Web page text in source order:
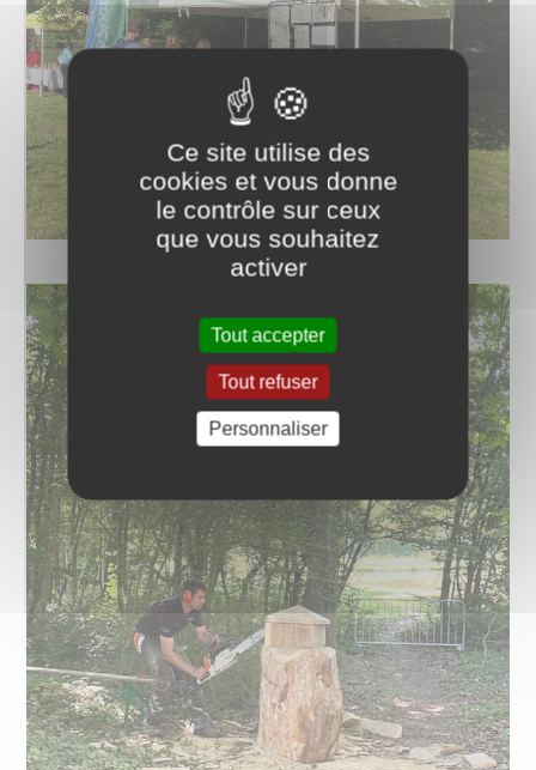
Ce site utilise des
cookies et vous donne
le contrôle sur ceux
que vous souhaitez
activer
Tout accepter
Tout refuser
Personnaliser